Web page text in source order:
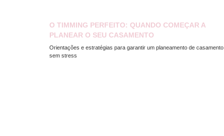
O TIMMING PERFEITO: QUANDO COMEÇAR A
PLANEAR O SEU CASAMENTO
Orientações e estratégias para garantir um planeamento de casamento
sem stress